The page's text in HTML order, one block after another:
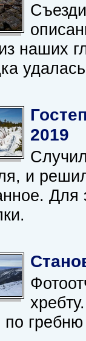
наших
2019
и
Для
по